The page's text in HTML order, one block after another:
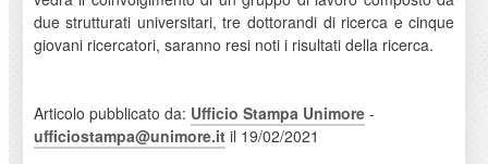
due strutturati universitari, tre dottorandi di ricerca e cinque
giovani ricercatori, saranno resi noti i risultati della ricerca.
Articolo pubblicato da: Ufficio Stampa Unimore-
ufficiostampa@unimore.itil 19/02/2021